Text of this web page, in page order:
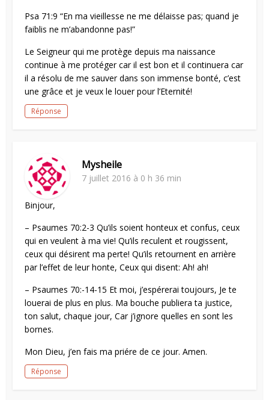
Psa 71:9 “En ma vieillesse ne me délaisse pas; quand je
faiblis ne m’abandonne pas!”
Le Seigneur qui me protège depuis ma naissance
continue à me protéger car il est bon et il continuera car
il a résolu de me sauver dans son immense bonté, c’est
une grâce et je veux le louer pour l’Eternité!
Réponse
Mysheile
7 juillet 2016 à 0 h 36 min
Binjour,
– Psaumes 70:2-3 Qu’ils soient honteux et confus, ceux
qui en veulent à ma vie! Qu’ils reculent et rougissent,
ceux qui désirent ma perte! Qu’ils retournent en arrière
par l’effet de leur honte, Ceux qui disent: Ah! ah!
– Psaumes 70:-14-15 Et moi, j’espérerai toujours, Je te
louerai de plus en plus. Ma bouche publiera ta justice,
ton salut, chaque jour, Car j’ignore quelles en sont les
bornes.
Mon Dieu, j’en fais ma priére de ce jour. Amen.
Réponse